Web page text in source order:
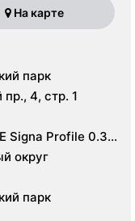
На карте
парк
4, стр. 1
Signa Profile 0.35
Logiq 8
округ
парк